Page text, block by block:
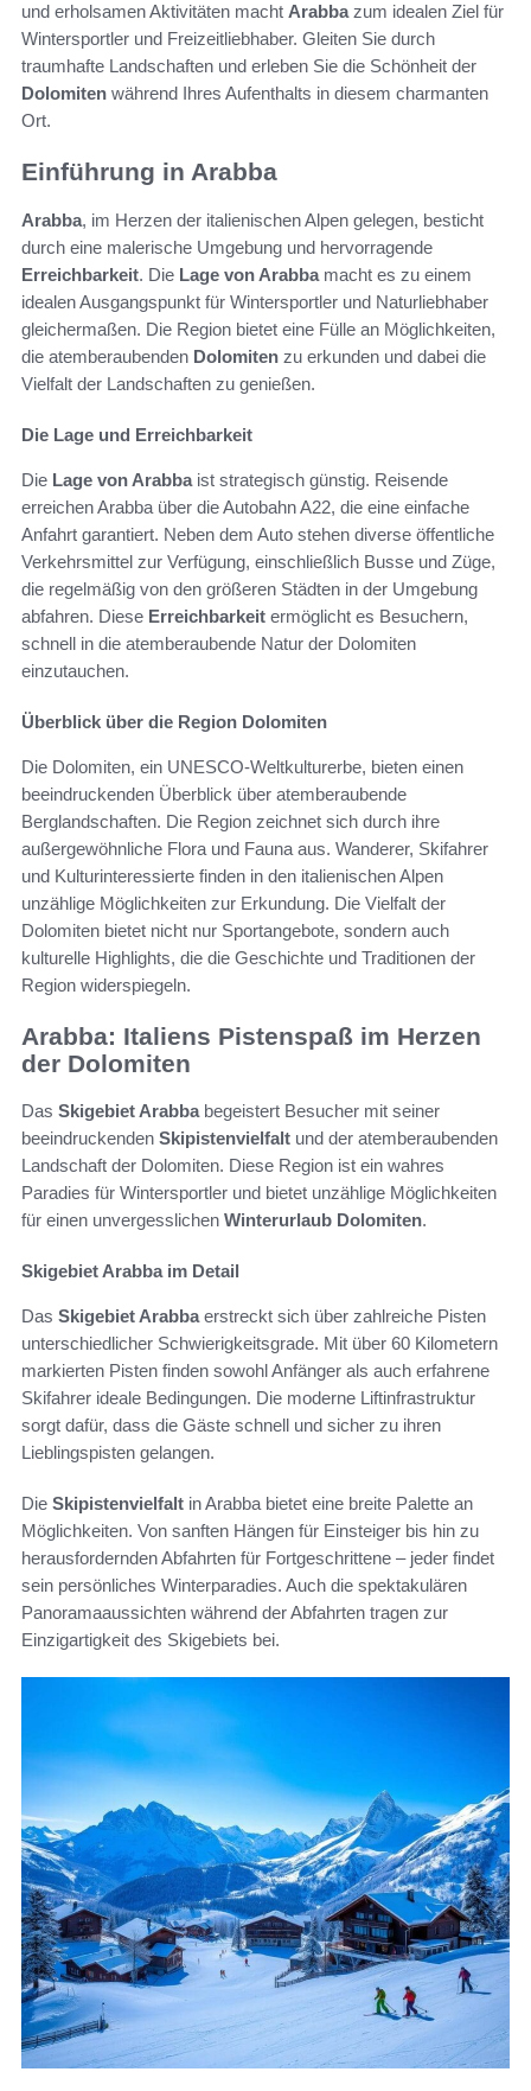
und erholsamen Aktivitäten macht Arabbazum idealen Ziel für
Wintersportler und Freizeitliebhaber. Gleiten Sie durch
traumhafte Landschaften und erleben Sie die Schönheit der
Dolomiten während Ihres Aufenthalts in diesem charmanten
Ort.
Einführung in Arabba
Arabba, im Herzen der italienischen Alpen gelegen, besticht
durch eine malerische Umgebung und hervorragende
Erreichbarkeit. Die Lage von Arabbamacht es zu einem
idealen Ausgangspunkt für Wintersportler und Naturliebhaber
gleichermaßen. Die Region bietet eine Fülle an Möglichkeiten,
die atemberaubenden Dolomiten zu erkunden und dabei die
Vielfalt der Landschaften zu genießen.
Die Lage und Erreichbarkeit
Die Lage von Arabbaist strategisch günstig. Reisende
erreichen Arabba über die Autobahn A22, die eine einfache
Anfahrt garantiert. Neben dem Auto stehen diverse öffentliche
Verkehrsmittel zur Verfügung, einschließlich Busse und Züge,
die regelmäßig von den größeren Städten in der Umgebung
abfahren. Diese Erreichbarkeit ermöglicht es Besuchern,
schnell in die atemberaubende Natur der Dolomiten
einzutauchen.
Überblick über die Region Dolomiten
Die Dolomiten, ein UNESCO-Weltkulturerbe, bieten einen
beeindruckenden Überblick über atemberaubende
Berglandschaften. Die Region zeichnet sich durch ihre
außergewöhnliche Flora und Fauna aus. Wanderer, Skifahrer
und Kulturinteressierte finden in den italienischen Alpen
unzählige Möglichkeiten zur Erkundung. Die Vielfalt der
Dolomiten bietet nicht nur Sportangebote, sondern auch
kulturelle Highlights, die die Geschichte und Traditionen der
Region widerspiegeln.
Arabba: Italiens Pistenspaß im Herzen
der Dolomiten
Das Skigebiet Arabbabegeistert Besucher mit seiner
beeindruckenden Skipistenvielfalt und der atemberaubenden
Landschaft der Dolomiten. Diese Region ist ein wahres
Paradies für Wintersportler und bietet unzählige Möglichkeiten
für einen unvergesslichen Winterurlaub Dolomiten.
Skigebiet Arabba im Detail
Das Skigebiet Arabbaerstreckt sich über zahlreiche Pisten
unterschiedlicher Schwierigkeitsgrade. Mit über 60 Kilometern
markierten Pisten finden sowohl Anfänger als auch erfahrene
Skifahrer ideale Bedingungen. Die moderne Liftinfrastruktur
sorgt dafür, dass die Gäste schnell und sicher zu ihren
Lieblingspisten gelangen.
Die Skipistenvielfalt in Arabba bietet eine breite Palette an
Möglichkeiten. Von sanften Hängen für Einsteiger bis hin zu
herausfordernden Abfahrten für Fortgeschrittene – jeder findet
sein persönliches Winterparadies. Auch die spektakulären
Panoramaaussichten während der Abfahrten tragen zur
Einzigartigkeit des Skigebiets bei.